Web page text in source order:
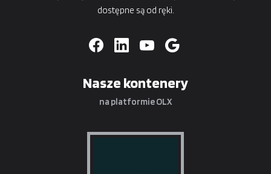
dostępne są od ręki.
Nasze kontenery
na platformie OLX